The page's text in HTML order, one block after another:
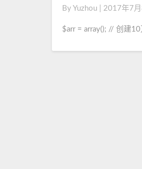
P
5
6
By Yuzhou 2017年7月
$arr = array(); // 创建